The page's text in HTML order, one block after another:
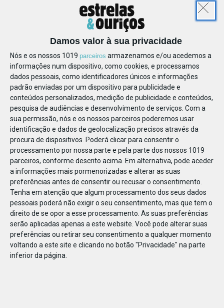
Damos valor à sua privacidade
Nós e os nossos 1019 parceiros armazenamos e/ou acedemos a
informações num dispositivo, como cookies, e processamos
dados pessoais, como identificadores únicos e informações
padrão enviadas por um dispositivo para publicidade e
conteúdos personalizados, medição de publicidade e conteúdos,
pesquisa de audiências e desenvolvimento de serviços. Com a
sua permissão, nós e os nossos parceiros poderemos usar
identificação e dados de geolocalização precisos através da
procura de dispositivos. Poderá clicar para consentir o
processamento por nossa parte e pela parte dos nossos 1019
parceiros, conforme descrito acima. Em alternativa, pode aceder
a informações mais pormenorizadas e alterar as suas
preferências antes de consentir ou recusar o consentimento.
Tenha em atenção que algum processamento dos seus dados
pessoais poderá não exigir o seu consentimento, mas que tem o
direito de se opor a esse processamento. As suas preferências
serão aplicadas apenas a este website. Você pode alterar suas
preferências ou retirar seu consentimento a qualquer momento
voltando a este site e clicando no botão "Privacidade" na parte
inferior da página.
1245271394148292